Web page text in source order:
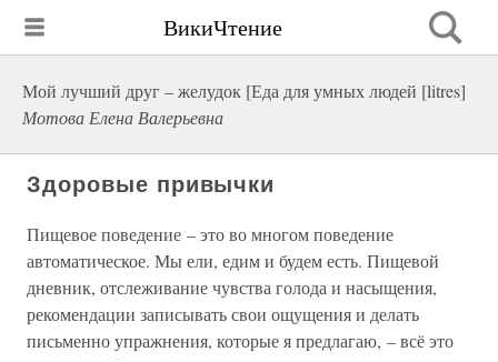
ВикиЧтение
Мой лучший друг – желудок [Еда для умных людей [litres]
Мотова Елена Валерьевна
Здоровые привычки
Пищевое поведение – это во многом поведение
автоматическое. Мы ели, едим и будем есть. Пищевой
дневник, отслеживание чувства голода и насыщения,
рекомендации записывать свои ощущения и делать
письменно упражнения, которые я предлагаю, – всё это